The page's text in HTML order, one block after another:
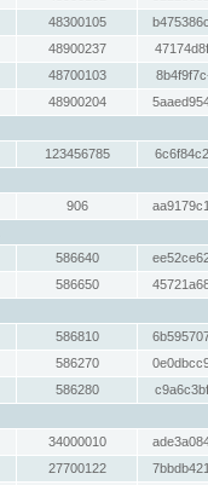
48300105
48900237
48700103
48900204
123456785
906
586640
586650
586810
586270
586280
34000010
27700122